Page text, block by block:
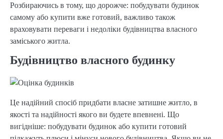
Розбираючись в тому, що дорожче: побудувати будинок
самому або купити вже готовий, важливо також
враховувати переваги і недоліки будівництва власного
заміського житла.
Будівництво власного будинку
Це надійний спосіб придбати власне затишне житло, в
якості та надійності якого ви будете впевнені. Що
вигідніше: побудувати будинок або купити готовий